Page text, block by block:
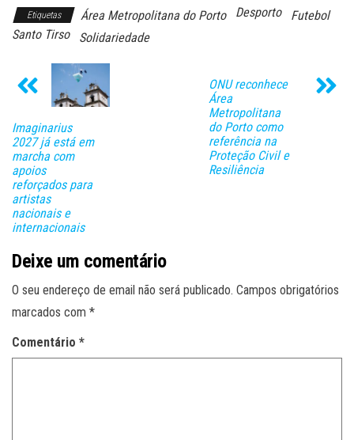
Etiquetas Área Metropolitana do Porto Desporto
Futebol
Santo Tirso
Solidariedade
Imaginarius
2027 já está em
marcha com
apoios
reforçados para
artistas
nacionais e
internacionais
ONU reconhece
Área
Metropolitana
do Porto como
referência na
Proteção Civil e
Resiliência
Deixe um comentário
O seu endereço de email não será publicado. Campos obrigatórios
marcados com *
Comentário *